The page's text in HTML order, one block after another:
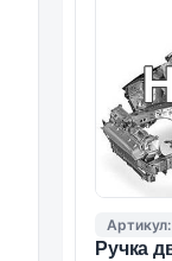
Артикул:
Ручка